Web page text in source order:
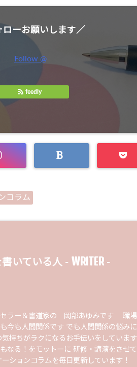
ローお願いします／
Follow @
feedly
コラム
いている人 - WRITER-
セラー＆書道家の 岡部あゆみです 職場
今も人間関係です でも人間関係の悩み
気持ちがラクになるお手伝いをしていま
なる！をモットーに 研修・講演をさせ
ションコラムを毎日更新しています！